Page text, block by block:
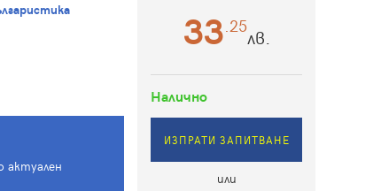
актуален
33 .25лв.
Налично
ИЗПРАТИ ЗАПИТВАНЕ
или